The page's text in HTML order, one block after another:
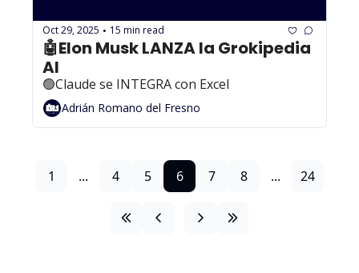
Oct 29, 2025 • 15 min read
🤖Elon Musk LANZA la Grokipedia
AI
🟢Claude se INTEGRA con Excel
Adrián Romano del Fresno
1 ... 4 5 6 7 8 ... 24